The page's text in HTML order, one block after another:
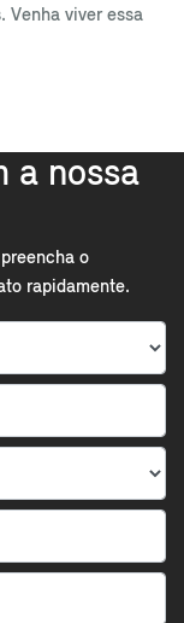
Venha viver essa
a nossa
o
rapidamente.